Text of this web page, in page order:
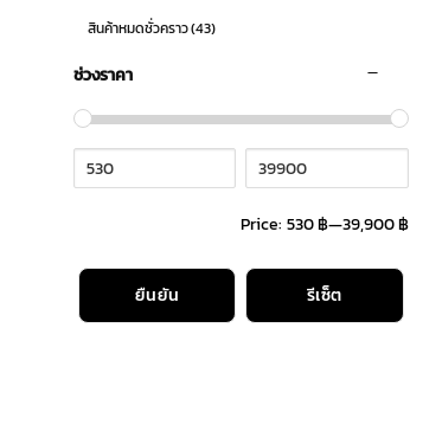
สินค้าหมดชั่วคราว(43)
ช่วงราคา
Price: 530 ฿—39,900 ฿
ยืนยัน รีเซ็ต